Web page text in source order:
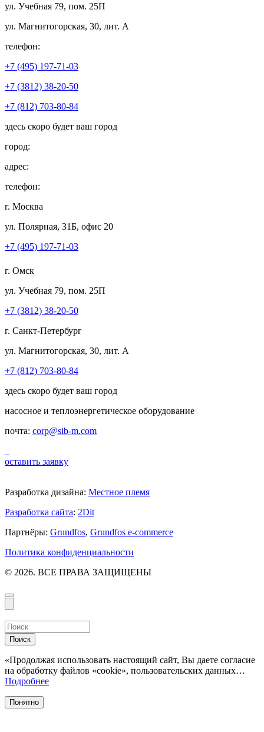
ул. Учебная 79, пом. 25П
ул. Магнитогорская, 30, лит. А
телефон:
+7 (495) 197-71-03
+7 (3812) 38-20-50
+7 (812) 703-80-84
здесь скоро будет ваш город
город:
адрес:
телефон:
г. Москва
ул. Полярная, 31Б, офис 20
+7 (495) 197-71-03
г. Омск
ул. Учебная 79, пом. 25П
+7 (3812) 38-20-50
г. Санкт-Петербург
ул. Магнитогорская, 30, лит. А
+7 (812) 703-80-84
здесь скоро будет ваш город
насосное и теплоэнергетическое оборудование
почта: corp@sib-m.com
оставить заявку
Разработка дизайна: Местное племя
Разработка сайта: 2Dit
Партнёры: Grundfos, Grundfos e-commerce
Политика конфиденциальности
© 2026. ВСЕ ПРАВА ЗАЩИЩЕНЫ
Поиск
«Продолжая использовать настоящий сайт, Вы даете согласие
на обработку файлов «cookie», пользовательских данных…
Подробнее
Понятно